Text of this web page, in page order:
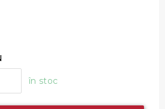
în stoc